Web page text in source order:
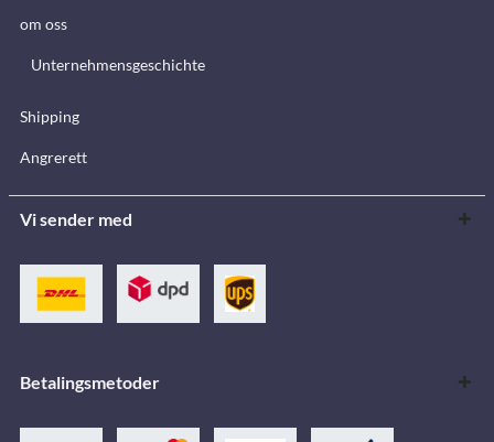
om oss
Unternehmensgeschichte
Shipping
Angrerett
Vi sender med
Betalingsmetoder